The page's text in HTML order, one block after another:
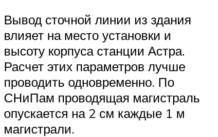
Вывод сточной линии из здания
влияет на место установки и
высоту корпуса станции Астра.
Расчет этих параметров лучше
проводить одновременно. По
СНиПам проводящая магистраль
опускается на 2 см каждые 1 м
магистрали.